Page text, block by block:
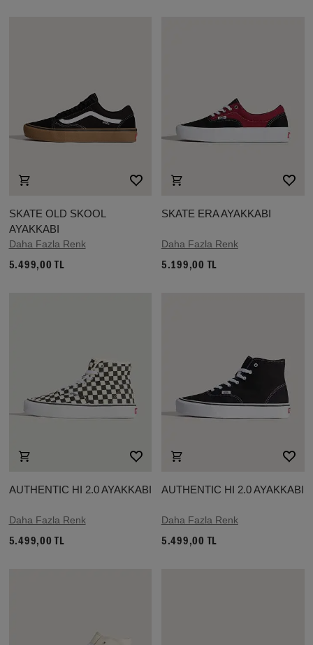
SKATE OLD SKOOL
AYAKKABI
Daha Fazla Renk
5.499,00 TL
SKATE ERA AYAKKABI
Daha Fazla Renk
5.199,00 TL
AUTHENTIC HI 2.0 AYAKKABI
Daha Fazla Renk
5.499,00 TL
AUTHENTIC HI 2.0 AYAKKABI
Daha Fazla Renk
5.499,00 TL